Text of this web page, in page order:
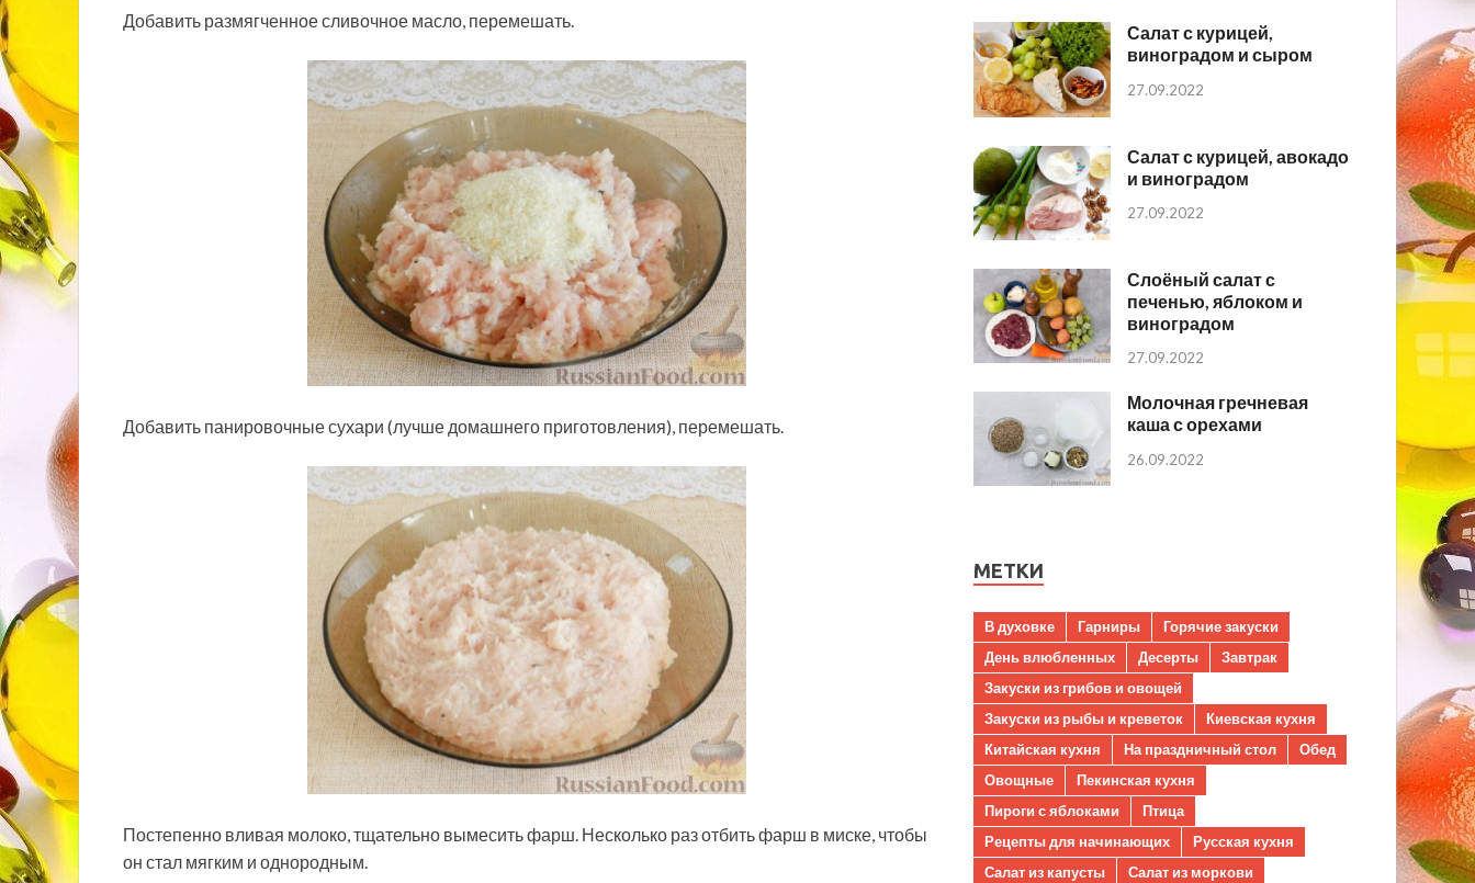
Добавить размягченное сливочное масло, перемешать.
Добавить панировочные сухари (лучше домашнего приготовления), перемешать.
Постепенно вливая молоко, тщательно вымесить фарш. Несколько раз отбить фарш в миске, чтобы
он стал мягким и однородным.
Салат с курицей,
виноградом и сыром
27.09.2022
Салат с курицей, авокадо
и виноградом
27.09.2022
Слоёный салат с
печенью, яблоком и
виноградом
27.09.2022
Молочная гречневая
каша с орехами
26.09.2022
МЕТКИ
В духовке Гарниры
Горячие закуски
День влюбленных
Десерты
Завтрак
Закуски из грибов и овощей
Закуски из рыбы и креветок
Киевская кухня
Китайская кухня
На праздничный стол
Обед
Овощные
Пекинская кухня
Пироги с яблоками
Птица
Рецепты для начинающих
Русская кухня
Салат из капусты
Салат из моркови